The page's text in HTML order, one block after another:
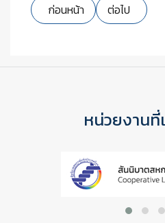
เนื้อหาก่อนหน้า: ทุนสวัสดิก
ก่อนหน้า เนื้อหาถัดไป
ต่อไป
หน่วยงานที่